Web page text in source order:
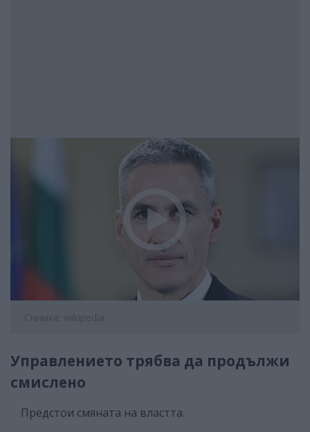
Снимка: wikipedia
Управлението трябва да продължи
смислено
Предстои смяната на властта.